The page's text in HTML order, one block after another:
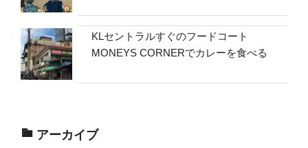
KLセントラルすぐのフードコート
MONEYS CORNERでカレーを食べる
アーカイブ